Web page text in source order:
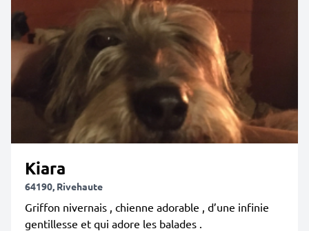
Kiara
64190, Rivehaute
Griffon nivernais , chienne adorable , d’une infinie
gentillesse et qui adore les balades .